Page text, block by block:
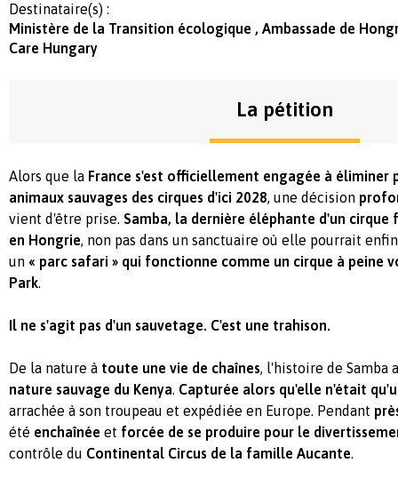
Destinataire(s) :
Ministère de la Transition écologique , Ambassade de
Care Hungary
La pétition
Alors que la France s'est officiellement engagée à éliminer
animaux sauvages des cirques d'ici 2028, une décision
vient d'être prise. Samba, la dernière éléphante d'un cirque
en Hongrie, non pas dans un sanctuaire où elle pourrait
un « parc safari » qui fonctionne comme un cirque à peine
Park.
Il ne s'agit pas d'un sauvetage. C'est une trahison.
De la nature à toute une vie de chaînes, l'histoire de Samba
nature sauvage du Kenya. Capturée alors qu'elle n'était
arrachée à son troupeau et expédiée en Europe. Pendant
été enchaînée et forcée de se produire pour le
contrôle du Continental Circus de la famille Aucante.